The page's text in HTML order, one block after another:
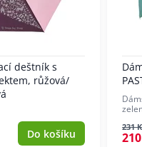
deštník s
růžová/
Do košíku 231